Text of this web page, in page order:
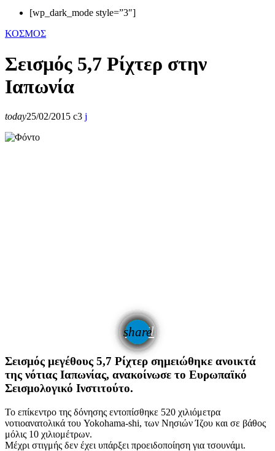
[wp_dark_mode style=”3″]
ΚΟΣΜΟΣ
Σεισμός 5,7 Ρίχτερ στην
Ιαπωνία
today25/02/2015 3
share
email
Σεισμός μεγέθους 5,7 Ρίχτερ σημειώθηκε ανοικτά
της νότιας Ιαπωνίας, ανακοίνωσε το Ευρωπαϊκό
Σεισμολογικό Ινστιτούτο.
Το επίκεντρο της δόνησης εντοπίσθηκε 520 χιλιόμετρα
νοτιοανατολικά του Yokohama-shi, των Νησιών Ίζου και σε βάθος
μόλις 10 χιλιομέτρων.
Μέχρι στιγμής δεν έχει υπάρξει προειδοποίηση για τσουνάμι.